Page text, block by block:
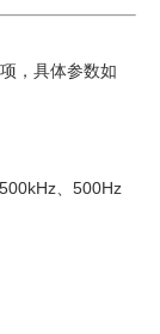
，具体参数如
、500Hz